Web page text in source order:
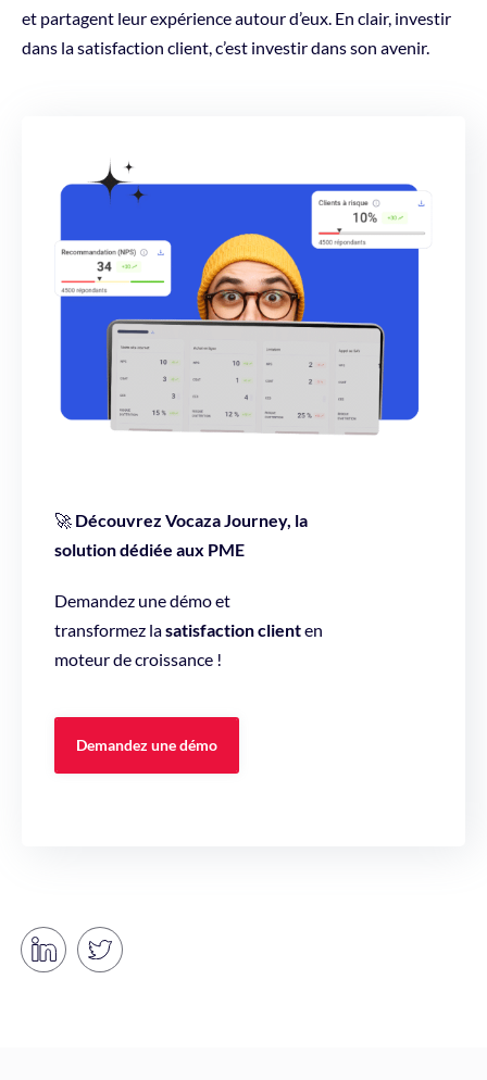
et partagent leur expérience autour d’eux. En clair, investir
dans la satisfaction client, c’est investir dans son avenir.
🚀 Découvrez Vocaza Journey, la
solution dédiée aux PME
Demandez une démo et
transformez lasatisfaction clienten
moteur de croissance !
Demandez une démo